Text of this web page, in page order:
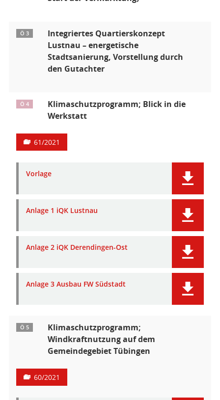
Ö 3
Integriertes Quartierskonzept
Lustnau – energetische
Stadtsanierung, Vorstellung durch
den Gutachter
Ö 4
Klimaschutzprogramm; Blick in die
Werkstatt
61/2021
Vorlage
Anlage 1 iQK Lustnau
Anlage 2 iQK Derendingen-Ost
Anlage 3 Ausbau FW Südstadt
Ö 5
Klimaschutzprogramm;
Windkraftnutzung auf dem
Gemeindegebiet Tübingen
60/2021